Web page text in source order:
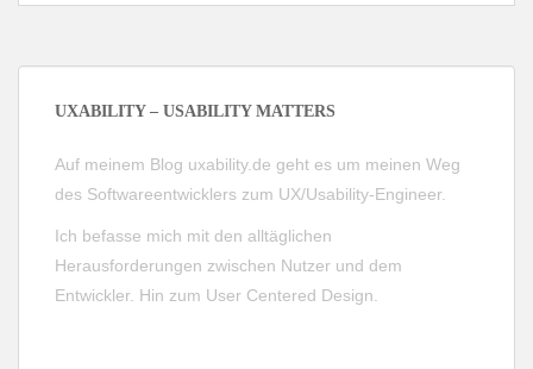
UXABILITY – USABILITY MATTERS
Auf meinem Blog uxability.de geht es um meinen Weg
des Softwareentwicklers zum UX/Usability-Engineer.
Ich befasse mich mit den alltäglichen
Herausforderungen zwischen Nutzer und dem
Entwickler. Hin zum User Centered Design.